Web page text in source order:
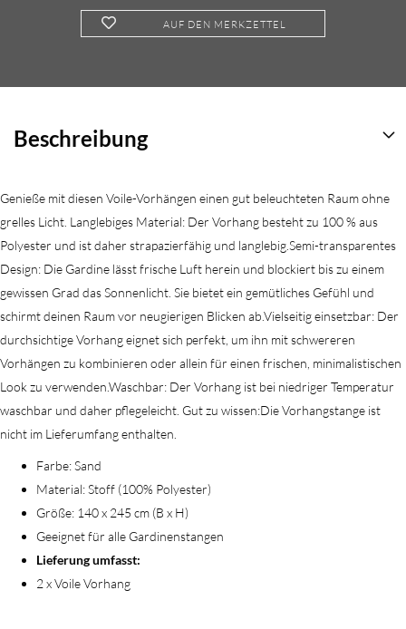
AUF DEN MERKZETTEL
Beschreibung
Genieße mit diesen Voile-Vorhängen einen gut beleuchteten Raum ohne
grelles Licht. Langlebiges Material: Der Vorhang besteht zu 100 % aus
Polyester und ist daher strapazierfähig und langlebig.Semi-transparentes
Design: Die Gardine lässt frische Luft herein und blockiert bis zu einem
gewissen Grad das Sonnenlicht. Sie bietet ein gemütliches Gefühl und
schirmt deinen Raum vor neugierigen Blicken ab.Vielseitig einsetzbar: Der
durchsichtige Vorhang eignet sich perfekt, um ihn mit schwereren
Vorhängen zu kombinieren oder allein für einen frischen, minimalistischen
Look zu verwenden.Waschbar: Der Vorhang ist bei niedriger Temperatur
waschbar und daher pflegeleicht. Gut zu wissen:Die Vorhangstange ist
nicht im Lieferumfang enthalten.
Farbe: Sand
Material: Stoff (100% Polyester)
Größe: 140 x 245 cm (B x H)
Geeignet für alle Gardinenstangen
Lieferung umfasst:
2 x Voile Vorhang